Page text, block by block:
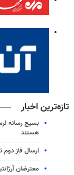
تازه‌ترین اخبار
بسیج رسانه
هستند
ارسال فاز دوم
معترضان